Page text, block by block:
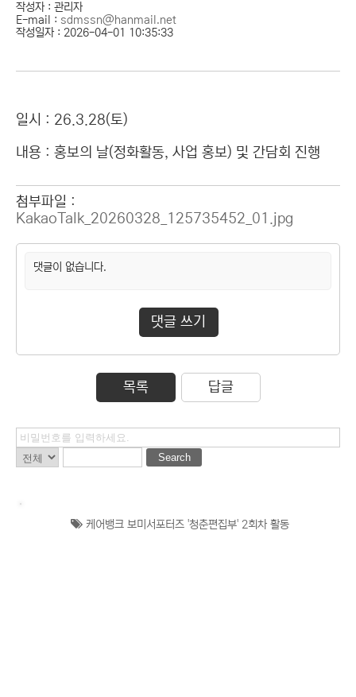
작성자 : 관리자
E-mail : sdmssn@hanmail.net
작성일자 : 2026-04-01 10:35:33
일시 : 26.3.28(토)
내용 : 홍보의 날(정화활동, 사업 홍보) 및 간담회 진행
첨부파일 :
KakaoTalk_20260328_125735452_01.jpg
댓글이 없습니다.
댓글 쓰기
목록 답글
Search
케어뱅크 보미서포터즈 '청춘편집부' 2회차 활동